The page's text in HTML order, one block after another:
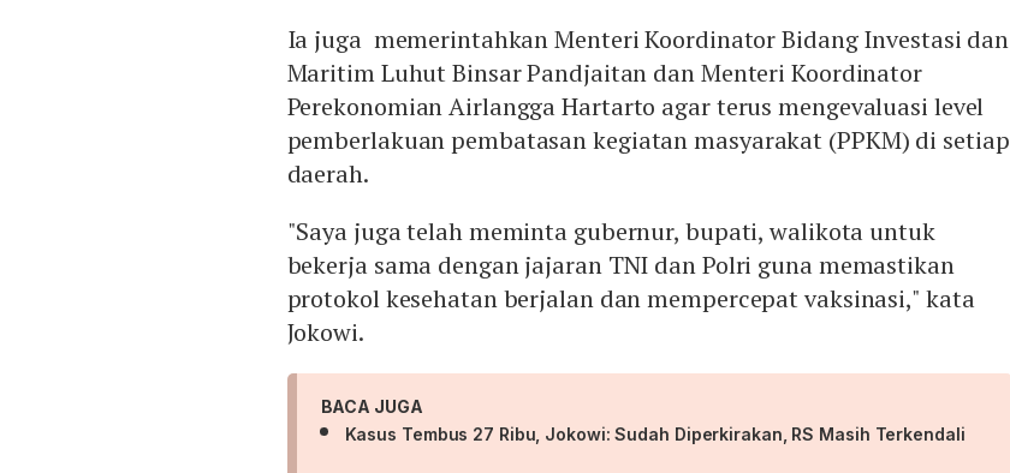
Ia juga memerintahkan Menteri Koordinator Bidang Investasi dan
Maritim Luhut Binsar Pandjaitan dan Menteri Koordinator
Perekonomian Airlangga Hartarto agar terus mengevaluasi level
pemberlakuan pembatasan kegiatan masyarakat (PPKM) di setiap
daerah.
"Saya juga telah meminta gubernur, bupati, walikota untuk
bekerja sama dengan jajaran TNI dan Polri guna memastikan
protokol kesehatan berjalan dan mempercepat vaksinasi," kata
Jokowi.
BACA JUGA
Kasus Tembus 27 Ribu, Jokowi: Sudah Diperkirakan, RS Masih Terkendali